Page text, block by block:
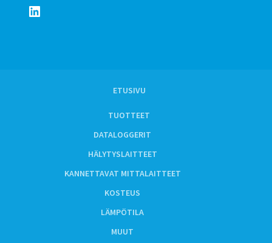
LinkedIn
ETUSIVU
TUOTTEET
DATALOGGERIT
HÄLYTYSLAITTEET
KANNETTAVAT MITTALAITTEET
KOSTEUS
LÄMPÖTILA
MUUT